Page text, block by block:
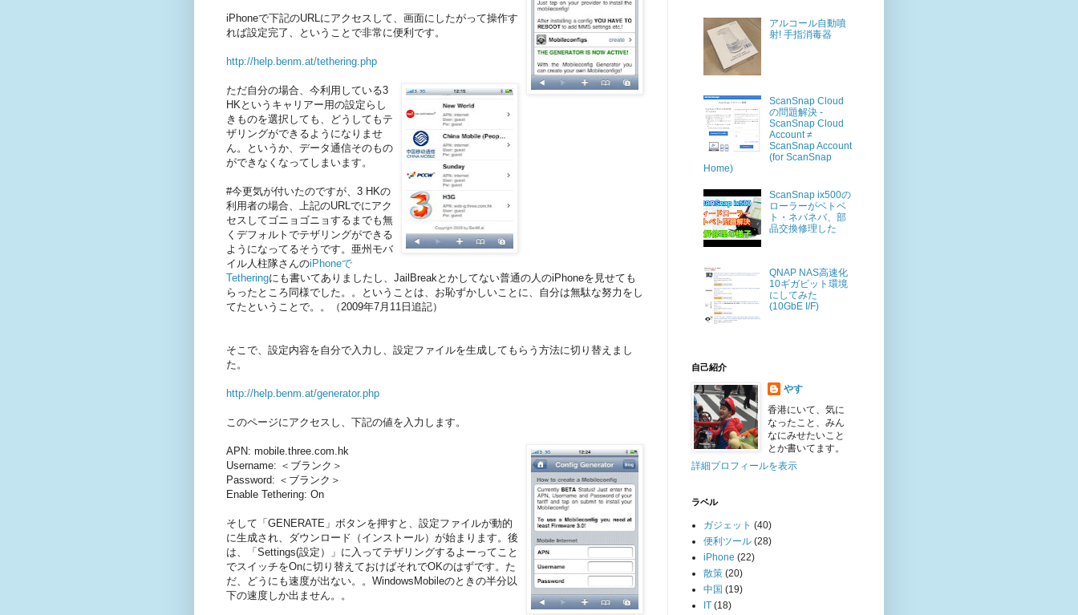
iPhoneで下記のURLにアクセスして、画面にしたがって操作す
れば設定完了、ということで非常に便利です。
http://help.benm.at/tethering.php
ただ自分の場合、今利用している3
HKというキャリアー用の設定らし
きものを選択しても、どうしてもテ
ザリングができるようになりませ
ん。というか、データ通信そのもの
ができなくなってしまいます。
#今更気が付いたのですが、3 HKの
利用者の場合、上記のURLでにアク
セスしてゴニョゴニョするまでも無
くデフォルトでテザリングができる
ようになってるそうです。亜州モバ
イル人柱隊さんのiPhoneで
Tetheringにも書いてありましたし、JailBreakとかしてない普通の人のiPhoneを見せても
らったところ同様でした。。ということは、お恥ずかしいことに、自分は無駄な努力をし
てたということで。。（2009年7月11日追記）
そこで、設定内容を自分で入力し、設定ファイルを生成してもらう方法に切り替えまし
た。
http://help.benm.at/generator.php
このページにアクセスし、下記の値を入力します。
APN: mobile.three.com.hk
Username: ＜ブランク＞
Password: ＜ブランク＞
Enable Tethering: On
そして「GENERATE」ボタンを押す と、設定ファイルが動的
に生成され、ダウンロード（インスト ール）が始まります。後
は、「Settings(設定）」に入ってテザリングするよーってこと
でスイッチをOnに切り替えておけばそれでOKのはずです。た
だ、どうにも速度が出ない。。WindowsMobileのときの半分以
下の速度しか出ません。。
アルコール自動噴
射! 手指消毒器
ScanSnap Cloud
の問題解決 -
ScanSnap Cloud
Account ≠
ScanSnap Account
(for ScanSnap
Home)
ScanSnap ix500の
ローラーがベトベ
ト・ネバネバ、部
品交換修理した
QNAP NAS高速化
10ギガビット環境
にしてみた
(10GbE I/F)
自己紹介
やす
香港にいて、気に
なったこと、みん
なにみせたいこと
とか書いてます。
詳細プロフィールを表示
ラベル
ガジェット (40)
便利ツール (28)
iPhone (22)
散策 (20)
中国 (19)
IT (18)